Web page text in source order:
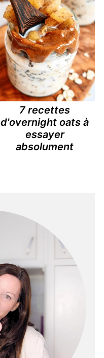
7 recettes
d'overnight oats à
essayer
absolument